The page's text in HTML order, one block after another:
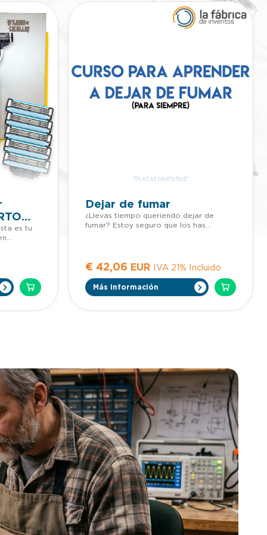
es tu
tus
de
montón
de
hombre
para el
estar
dinero en
o
de
Dejar de fumar
¿Llevas tiempo queriendo dejar de
fumar? Estoy seguro que los has
volviendo. ¿Cuantas veces te lo has
propuesto? Estoy seguro que muchas.
Pero nunca lo has conseguido. Gracias a
este curso aprenderás una metodología
a dejar de fumar y nunca más volver.
Aprenderás a que te de asco el tabaco
y nunca más tengas ganas de fumar. No
te será necesario utilizar ni parches ni
ningún medicamento. Todo lo harás con
tu propia mente de una forma muy
sencilla. Solo es cuestión de conocer
esta metodología.
€42,06 EUR IVA 21% Incluido
Más información